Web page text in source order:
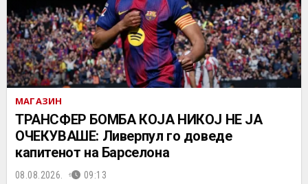
МАГАЗИН
ТРАНСФЕР БОМБА КОЈА НИКОЈ НЕ ЈА
ОЧЕКУВАШЕ: Ливерпул го доведе
капитенот на Барселона
08.08.2026. 09:13